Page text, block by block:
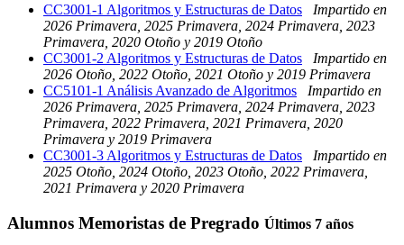
CC3001-1 Algoritmos y Estructuras de Datos
Impartido en
2026 Primavera, 2025 Primavera, 2024 Primavera, 2023
Primavera, 2020 Otoño y 2019 Otoño
CC3001-2 Algoritmos y Estructuras de Datos
Impartido en
2026 Otoño, 2022 Otoño, 2021 Otoño y 2019 Primavera
CC5101-1 Análisis Avanzado de Algoritmos
Impartido en
2026 Primavera, 2025 Primavera, 2024 Primavera, 2023
Primavera, 2022 Primavera, 2021 Primavera, 2020
Primavera y 2019 Primavera
CC3001-3 Algoritmos y Estructuras de Datos
Impartido en
2025 Otoño, 2024 Otoño, 2023 Otoño, 2022 Primavera,
2021 Primavera y 2020 Primavera
Alumnos Memoristas de Pregrado Últimos 7 años